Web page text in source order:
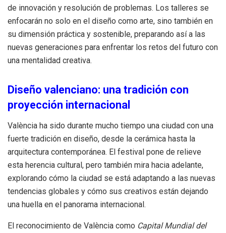
de innovación y resolución de problemas. Los talleres se
enfocarán no solo en el diseño como arte, sino también en
su dimensión práctica y sostenible, preparando así a las
nuevas generaciones para enfrentar los retos del futuro con
una mentalidad creativa.
Diseño valenciano: una tradición con
proyección internacional
València ha sido durante mucho tiempo una ciudad con una
fuerte tradición en diseño, desde la cerámica hasta la
arquitectura contemporánea. El festival pone de relieve
esta herencia cultural, pero también mira hacia adelante,
explorando cómo la ciudad se está adaptando a las nuevas
tendencias globales y cómo sus creativos están dejando
una huella en el panorama internacional.
El reconocimiento de València como Capital Mundial del